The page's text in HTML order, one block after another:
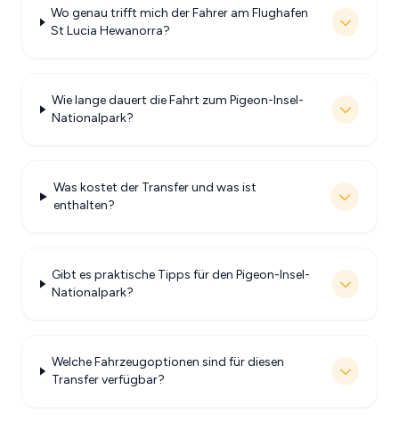
Wo genau trifft mich der Fahrer am Flughafen
St Lucia Hewanorra?
Wie lange dauert die Fahrt zum Pigeon-Insel-
Nationalpark?
Was kostet der Transfer und was ist
enthalten?
Gibt es praktische Tipps für den Pigeon-Insel-
Nationalpark?
Welche Fahrzeugoptionen sind für diesen
Transfer verfügbar?